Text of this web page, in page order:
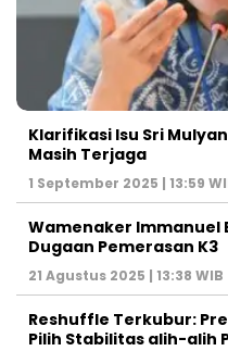
Klarifikasi Isu Sri
Masih Terjaga
1 September 2025 | 13:59
Wamenaker Immanuel
Dugaan Pemerasan K3
21 Agustus 2025 | 13:38 WIB
Reshuffle Terkubur:
Pilih Stabilitas alih-alih